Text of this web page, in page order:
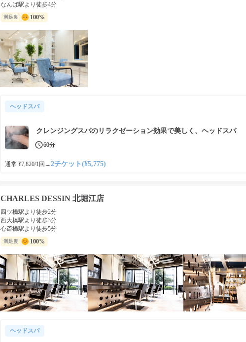
なんば駅より徒歩4分
満足度 100%
ヘッドスパ
クレンジングスパのリラクゼーション効果で美しく、ヘッドスパ
60分
通常 ¥7,820/1回 →2チケット(¥5,775)
CHARLES DESSIN 北堀江店
四ツ橋駅より徒歩2分
西大橋駅より徒歩3分
心斎橋駅より徒歩5分
満足度 100%
ヘッドスパ